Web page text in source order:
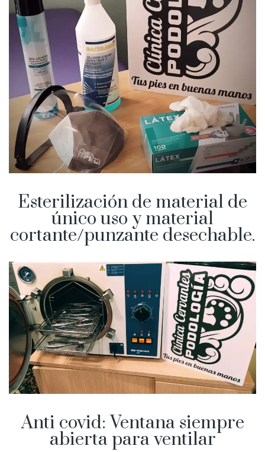
Esterilización de material de
único uso y material
cortante/punzante desechable.
Anti covid: Ventana siempre
abierta para ventilar